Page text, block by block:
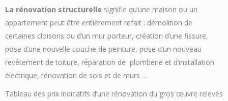
La rénovation structurelle signifie qu’une maison ou un
appartement peut être entièrement refait : démolition de
certaines cloisons ou d’un mur porteur, création d’une fissure,
pose d’une nouvelle couche de peinture, pose d’un nouveau
revêtement de toiture, réparation de plomberie et d’installation
électrique, rénovation de sols et de murs …
Tableau des prix indicatifs d’une rénovation du gros œuvre relevés